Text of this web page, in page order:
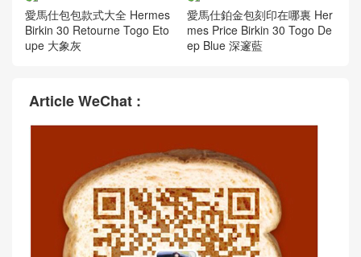
愛馬仕包包款式大全 Hermes
Birkin 30 Retourne Togo Eto
upe 大象灰
愛馬仕鉑金包刻印在哪裏 Her
mes Price Birkin 30 Togo De
ep Blue 深邃藍
Article WeChat :